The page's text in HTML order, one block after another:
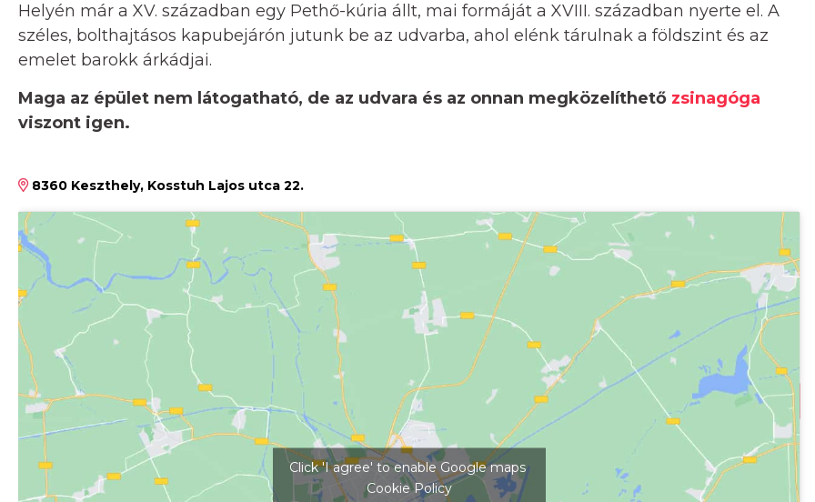
Helyén már a XV. században egy Pethő-kúria állt, mai formáját a XVIII. században nyerte el. A
széles, bolthajtásos kapubejárón jutunk be az udvarba, ahol elénk tárulnak a földszint és az
emelet barokk árkádjai.
Maga az épület nem látogatható, de az udvara és az onnan megközelíthető zsinagóga
viszont igen.
8360 Keszthely, Kosstuh Lajos utca 22.
Kattints ide a térkép megjelenítéséhez
Click 'I agree' to enable Google maps
Cookie Policy